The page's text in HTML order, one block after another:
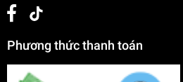
Phương thức thanh toán